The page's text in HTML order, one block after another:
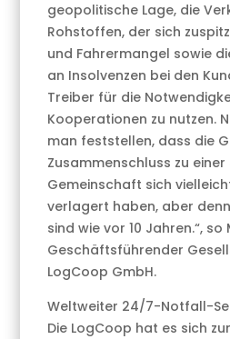
geopolitische Lage, die
Rohstoffen, der sich
und Fahrermangel sowie
an Insolvenzen bei den
Treiber für die
Kooperationen zu nutzen.
man feststellen, dass die
Zusammenschluss zu
Gemeinschaft sich
verlagert haben, aber
sind wie vor 10 Jahren.“, so
Geschäftsführender
LogCoop GmbH.
Weltweiter 24/7-Notfall-
Die LogCoop hat es sich